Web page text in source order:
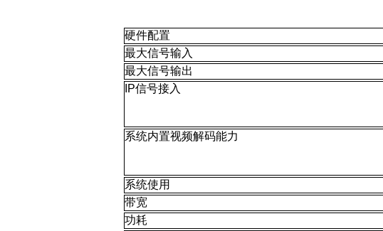
硬件配置
最大信号输入
最大信号输出
IP信号接入
系统内置视频解码能力
系统使用
带宽
功耗